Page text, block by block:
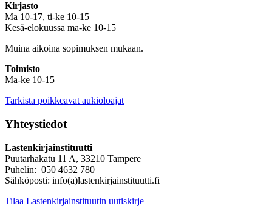
Kirjasto
Ma 10-17, ti-ke 10-15
Kesä-elokuussa ma-ke 10-15
Muina aikoina sopimuksen mukaan.
Toimisto
Ma-ke 10-15
Tarkista poikkeavat aukioloajat
Yhteystiedot
Lastenkirjainstituutti
Puutarhakatu 11 A, 33210 Tampere
Puhelin: 050 4632 780
Sähköposti: info(a)lastenkirjainstituutti.fi
Tilaa Lastenkirjainstituutin uutiskirje